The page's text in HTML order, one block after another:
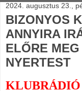
2024. augusztus 23.,
BIZONYOS
ANNYIRA
ELŐRE
NYERTEST